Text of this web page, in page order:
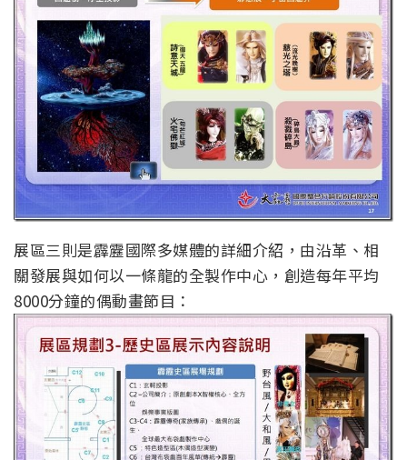
展區三則是霹靂國際多媒體的詳細介紹，由沿革、相
關發展與如何以一條龍的全製作中心，創造每年平均
8000分鐘的偶動畫節目：